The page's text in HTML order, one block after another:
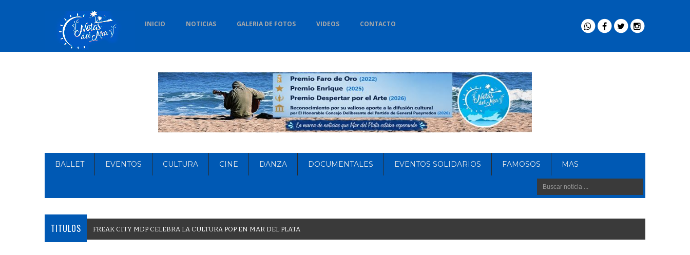
INICIO NOTICIAS GALERIA DE FOTOS VIDEOS CONTACTO
BALLET EVENTOS CULTURA CINE DANZA DOCUMENTALES EVENTOS SOLIDARIOS FAMOSOS MAS
TITULOS FREAK CITY MDP CELEBRA LA CULTURA POP EN MAR DEL PLATA